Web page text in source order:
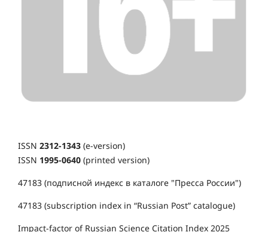
ISSN 2312-1343 (e-version)
ISSN 1995-0640 (printed version)
47183 (подписной индекс в каталоге "Пресса России")
47183 (subscription index in “Russian Post” catalogue)
Impact-factor of Russian Science Citation Index 2025